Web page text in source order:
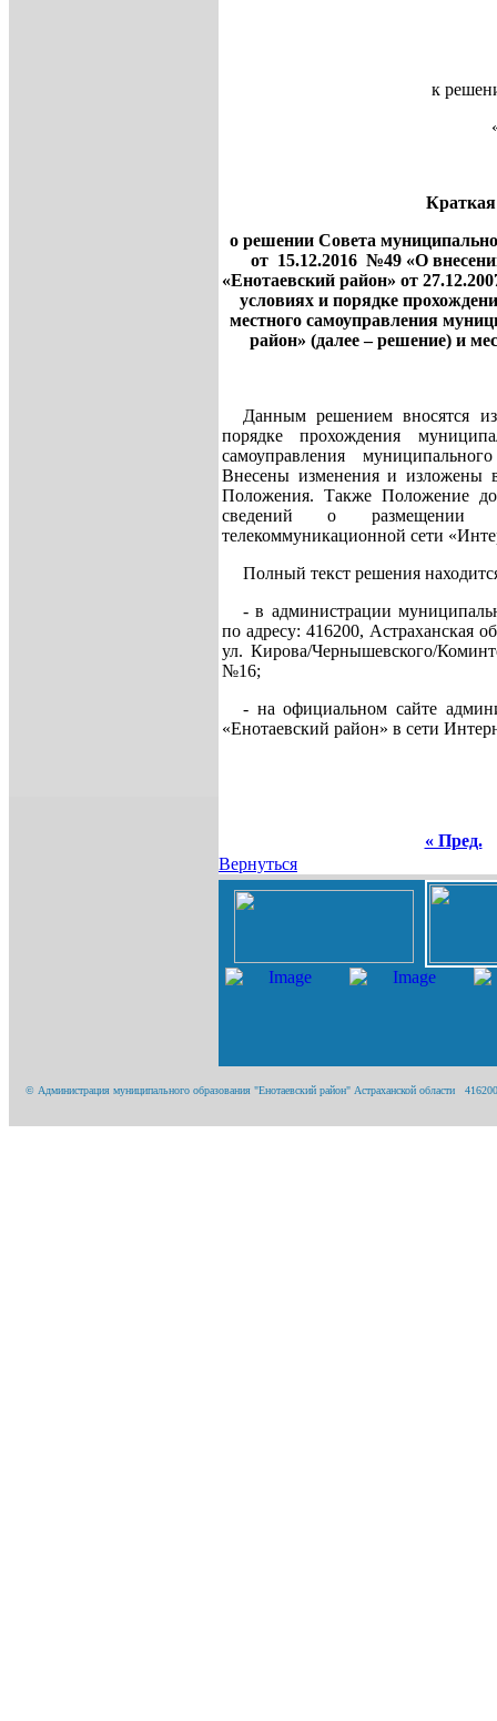
к
о решении Совета
от 15.12.2016 №49 «О
«Енотаевский район» от
условиях и порядке
местного самоуправления
район» (далее – решение) и
Данным решением вносятся
порядке прохождения
самоуправления
Внесены изменения и изложены
Положения. Также Положение
сведений о размещении
телекоммуникационной сети
Полный текст решения
- в администрации
по адресу: 416200, Астраханская
ул. Кирова/Чернышевского/
№16;
- на официальном сайте
«Енотаевский район» в сети
« Пред.
Вернуться
© Администрация муниципального образования "Енотаевский район" Астраханской области